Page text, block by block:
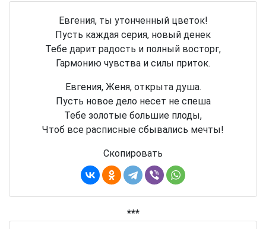
Евгения, ты утонченный цветок!
Пусть каждая серия, новый денек
Тебе дарит радость и полный восторг,
Гармонию чувства и силы приток.
Евгения, Женя, открыта душа.
Пусть новое дело несет не спеша
Тебе золотые большие плоды,
Чтоб все расписные сбывались мечты!
Скопировать
***